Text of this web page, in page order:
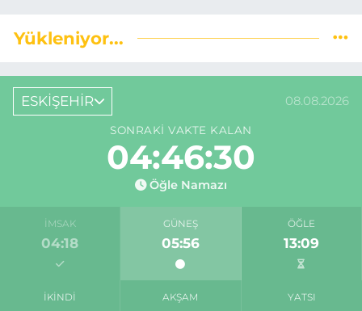
Yükleniyor...
ESKİŞEHİR 08.08.2026
SONRAKI VAKTE KALAN
04:46:29
Öğle Namazı
İMSAK
04:18
GÜNEŞ
05:56
ÖĞLE
13:09
İKINDI AKŞAM YATSI